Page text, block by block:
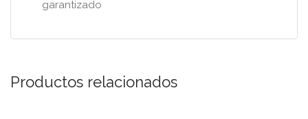
garantizado
Productos relacionados